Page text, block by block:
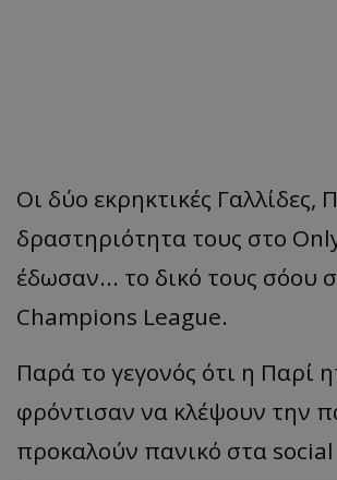
Οι δύο εκρηκτικές
δραστηριότητα τους στο
έδωσαν... το δικό τους
Champions League.
Παρά το γεγονός ότι η Παρί
φρόντισαν να κλέψουν την
προκαλούν πανικό στα